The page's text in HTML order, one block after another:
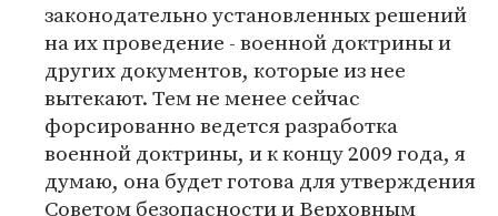
законодательно установленных решений
на их проведение - военной доктрины и
других документов, которые из нее
вытекают. Тем не менее сейчас
форсированно ведется разработка
военной доктрины, и к концу 2009 года, я
думаю, она будет готова для утверждения
Советом безопасности и Верховным